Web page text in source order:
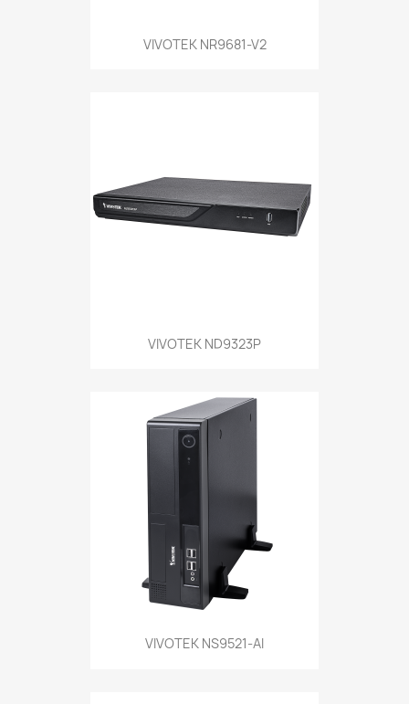
VIVOTEK NR9681-V2
VIVOTEK ND9323P
VIVOTEK NS9521-AI